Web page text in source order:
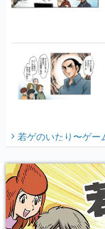
若ゲのいたり〜ゲー